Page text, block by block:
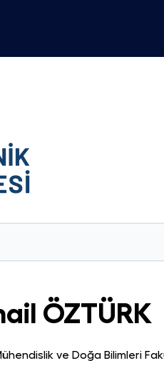
ÖZTÜRK
ve Doğa Bilimleri